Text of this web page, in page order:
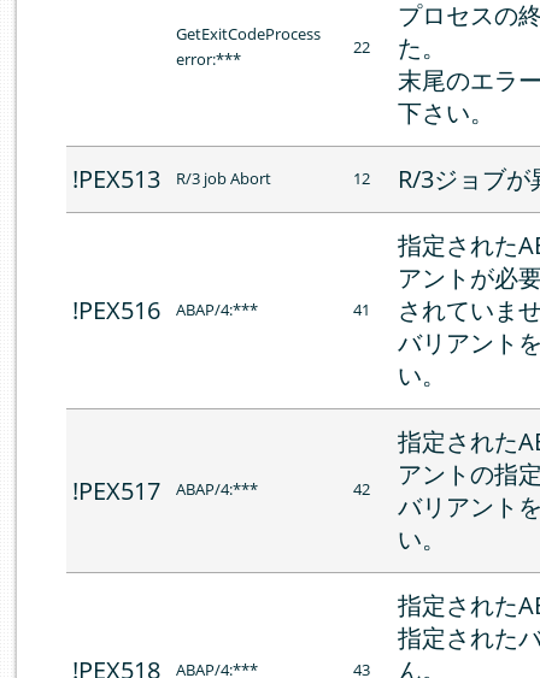
GetExitCodeProcess
error:***
22
プロセスの
た。
末尾のエラ
下さい。
!PEX513 R/3 job Abort 12 R/3ジョブ
!PEX516 ABAP/4:*** 41
指定された
アントが必
されていま
バリアント
い。
!PEX517 ABAP/4:*** 42
指定された
アントの指
バリアント
い。
!PEX518 ABAP/4:*** 43
指定された
指定された
ん。